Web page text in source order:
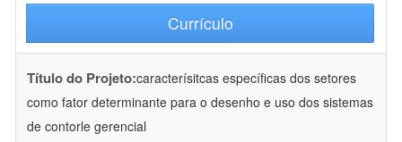
Currículo
Título do Projeto:caracterísitcas específicas dos setores
como fator determinante para o desenho e uso dos sistemas
de contorle gerencial